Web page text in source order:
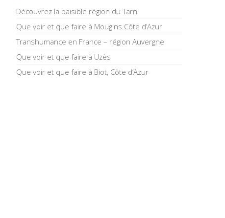
Découvrez la paisible région du Tarn
Que voir et que faire à Mougins Côte d’Azur
Transhumance en France – région Auvergne
Que voir et que faire à Uzès
Que voir et que faire à Biot, Côte d’Azur